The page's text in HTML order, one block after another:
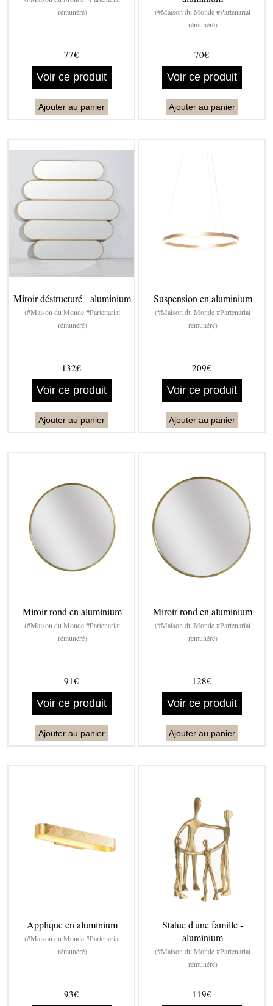
rémunéré)
77€
Voir ce produit
Ajouter au panier
(#Maison du Monde #Partenariat
rémunéré)
70€
Voir ce produit
Ajouter au panier
Miroir déstructuré - aluminium
(#Maison du Monde #Partenariat
rémunéré)
132€
Voir ce produit
Ajouter au panier
Suspension en aluminium
(#Maison du Monde #Partenariat
rémunéré)
209€
Voir ce produit
Ajouter au panier
Miroir rond en aluminium
(#Maison du Monde #Partenariat
rémunéré)
91€
Voir ce produit
Ajouter au panier
Miroir rond en aluminium
(#Maison du Monde #Partenariat
rémunéré)
128€
Voir ce produit
Ajouter au panier
Applique en aluminium
(#Maison du Monde #Partenariat
rémunéré)
93€
Statue d'une famille -
aluminium
(#Maison du Monde #Partenariat
rémunéré)
119€